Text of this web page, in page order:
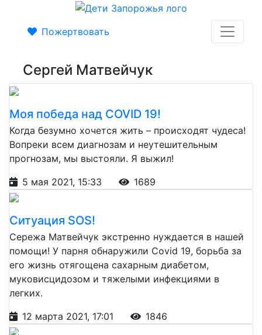
Пожертвовать
Сергей Матвейчук
Моя победа над COVID 19!
Когда безумно хочется жить – происходят чудеса!
Вопреки всем диагнозам и неутешительным
прогнозам, мы выстояли. Я выжил!
5 мая 2021, 15:33
1689
Ситуация SOS!
Сережа Матвейчук экстренно нуждается в нашей
помощи! У парня обнаружили Сovid 19, борьба за
его жизнь отягощена сахарным диабетом,
муковисцидозом и тяжелыми инфекциями в
легких.
12 марта 2021, 17:01
1846